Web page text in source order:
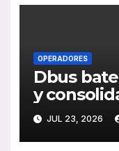
OPERADORES
Dbus
y
transporte
Sebastián
JUL 23, 2026